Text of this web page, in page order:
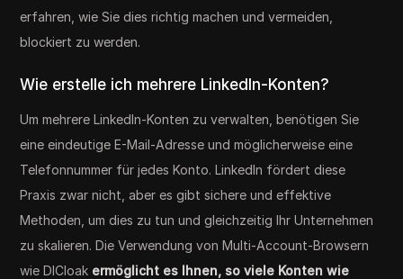
erfahren, wie Sie dies richtig machen und vermeiden,
blockiert zu werden.
Wie erstelle ich mehrere LinkedIn-Konten?
Um mehrere LinkedIn-Konten zu verwalten, benötigen Sie
eine eindeutige E-Mail-Adresse und möglicherweise eine
Telefonnummer für jedes Konto. LinkedIn fördert diese
Praxis zwar nicht, aber es gibt sichere und effektive
Methoden, um dies zu tun und gleichzeitig Ihr Unternehmen
zu skalieren. Die Verwendung von Multi-Account-Browsern
wie DICloak ermöglicht es Ihnen, so viele Konten wie